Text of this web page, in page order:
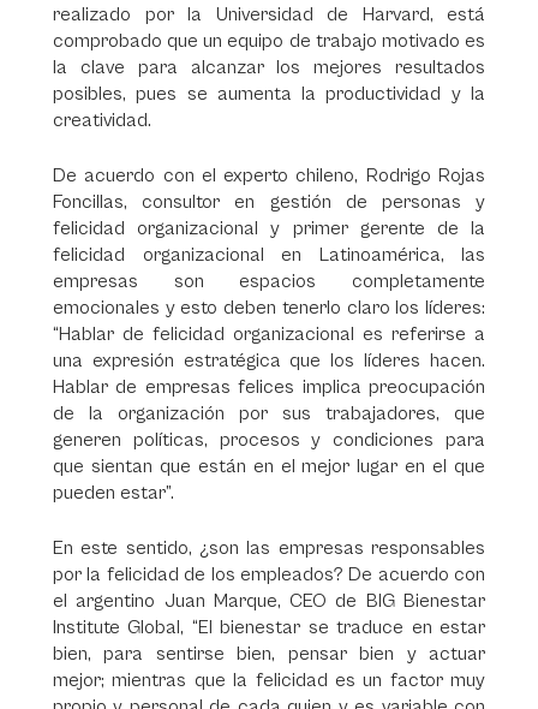
realizado por la Universidad de Harvard, está
comprobado que un equipo de trabajo motivado es
la clave para alcanzar los mejores resultados
posibles, pues se aumenta la productividad y la
creatividad.
De acuerdo con el experto chileno, Rodrigo Rojas
Foncillas, consultor en gestión de personas y
felicidad organizacional y primer gerente de la
felicidad organizacional en Latinoamérica, las
empresas son espacios completamente
emocionales y esto deben tenerlo claro los líderes:
“Hablar de felicidad organizacional es referirse a
una expresión estratégica que los líderes hacen.
Hablar de empresas felices implica preocupación
de la organización por sus trabajadores, que
generen políticas, procesos y condiciones para
que sientan que están en el mejor lugar en el que
pueden estar”.
En este sentido, ¿son las empresas responsables
por la felicidad de los empleados? De acuerdo con
el argentino Juan Marque, CEO de BIG Bienestar
Institute Global, “El bienestar se traduce en estar
bien, para sentirse bien, pensar bien y actuar
mejor; mientras que la felicidad es un factor muy